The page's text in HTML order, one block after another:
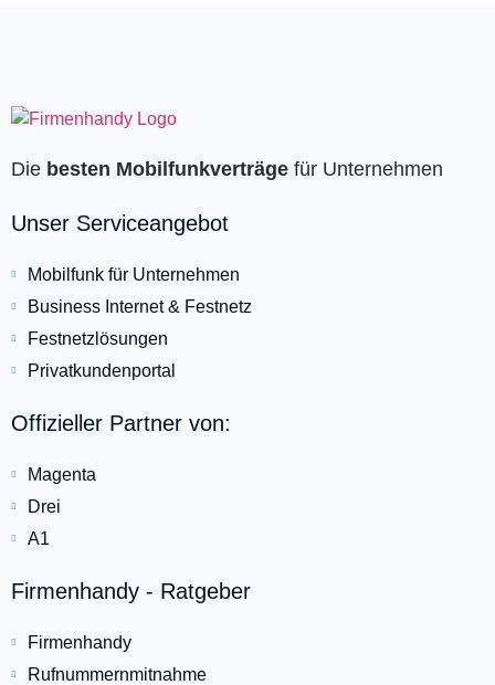
Die besten Mobilfunkverträge für Unternehmen
Unser Serviceangebot
Mobilfunk für Unternehmen
Business Internet & Festnetz
Festnetzlösungen
Privatkundenportal
Offizieller Partner von:
Magenta
Drei
A1
Firmenhandy - Ratgeber
Firmenhandy
Rufnummernmitnahme